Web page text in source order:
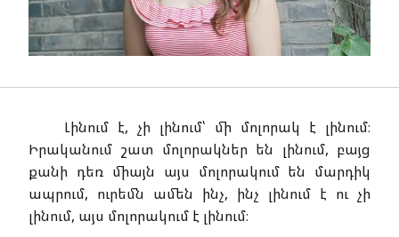
Լինում է, չի լինում՝ մի մոլորակ է լինում։
Իրականում շատ մոլորակներ են լինում, բայց
քանի դեռ միայն այս մոլորակում են մարդիկ
ապրում, ուրեմն ամեն ինչ, ինչ լինում է ու չի
լինում, այս մոլորակում է լինում։